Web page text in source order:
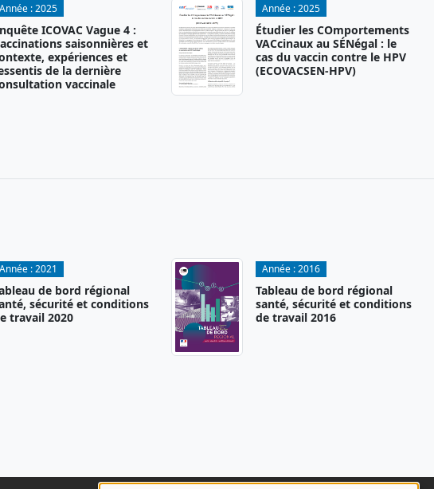
Année :2025
ICOVAC Vague 4 :
saisonnières et
expériences et
de la dernière
vaccinale
Année :2025
Étudier les COmportements
VACcinaux au SÉNégal : le
cas du vaccin contre le HPV
(ECOVACSEN-HPV)
Année :2021
de bord régional
sécurité et conditions
travail 2020
Année :2016
Tableau de bord régional
santé, sécurité et conditions
de travail 2016